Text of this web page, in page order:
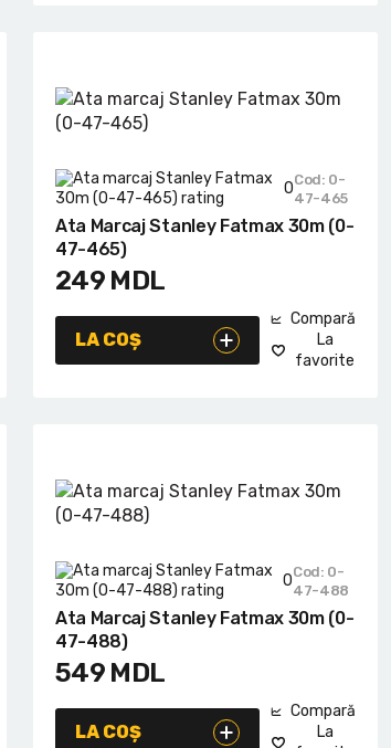
0Cod: 0-
47-465
Ata Marcaj Stanley Fatmax 30m (0-
47-465)
249 MDL
LA COȘ
Compară
La
favorite
0Cod: 0-
47-488
Ata Marcaj Stanley Fatmax 30m (0-
47-488)
549 MDL
LA COȘ
Compară
La